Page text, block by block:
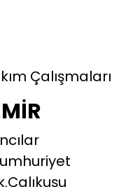
Çalışmaları